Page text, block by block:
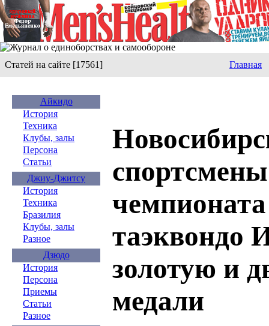
Статей на сайте [17561] Главная
Айкидо
История
Техника
Клубы, залы
Персона
Статьи
Джиу-Джитсу
История
Техника
Бразилия
Клубы, залы
Разное
Дзюдо
История
Персона
Приемы
Статьи
Разное
таэквондо
золотую и
медали